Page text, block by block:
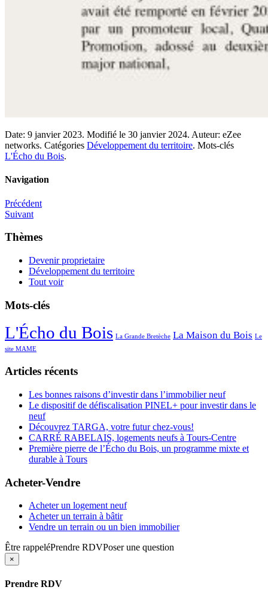
Date: 9 janvier 2023. Modifié le 30 janvier 2024. Auteur: eZee
networks. Catégories Développement du territoire. Mots-clés
L'Écho du Bois.
Navigation
Précédent
Suivant
Thèmes
Devenir proprietaire
Développement du territoire
Tout voir
Mots-clés
L'Écho du Bois La Grande Bretèche La Maison du Bois Le
site MAME
Articles récents
Les bonnes raisons d’investir dans l’immobilier neuf
Le dispositif de défiscalisation PINEL+ pour investir dans le
neuf
Découvrez TARGA, votre futur chez-vous!
CARRÉ RABELAIS, logements neufs à Tours-Centre
Première pierre de l’Écho du Bois, un programme mixte et
durable à Tours
Acheter-Vendre
Acheter un logement neuf
Acheter un terrain à bâtir
Vendre un terrain ou un bien immobilier
Être rappeléPrendre RDVPoser une question
×
Prendre RDV